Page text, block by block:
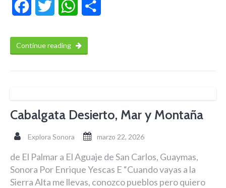
FacebookTwitter WhatsApp
Continue reading
Cabalgata Desierto, Mar y Montaña
Explora Sonora marzo 22, 2026
de El Palmar a El Aguaje de San Carlos, Guaymas,
Sonora Por Enrique Yescas E “Cuando vayas a la
Sierra Alta me llevas, conozco pueblos pero quiero